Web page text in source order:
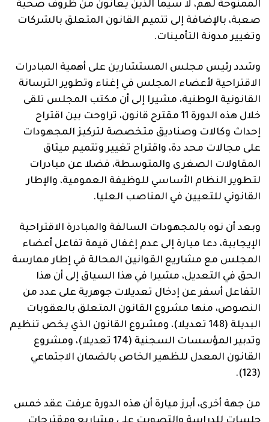
الممنوحة لهم، لا سيما الذين يعانون من ظروف صحية
صعبة، بالإضافة إلى تتميم القانون المتعلق بالشركات
وتغيير مدونة التأمينات.
وشدد رئيس مجلس المستشارين على أهمية المبادرات
الاقتراحية لأعضاء المجلس في إغناء وتطوير الترسانة
القانونية الوطنية، مشيرا إلى أن مكتب المجلس تلقى
خلال هذه الدورة 11 مقترح قانون، تراوحت بين اقتراح
إحداث وكالات وصناديق متخصصة لتركيز المجهودات
على مجالات محد دة، واقتراح تغيير وتتميم ميثاق
المقاولات الصغرى والمتوسطة، فضلا عن مبادرات
لتطوير النظام الأساسي للوظيفة العمومية، والإطار
القانوني للتعيين في المناصب العليا.
وبعد أن نوه بالمجهودات السالفة والمبادرة الاقتراحية
الإيجابية، دعا ميارة إلى عدم إغفال قيمة تفاعل أعضاء
المجلس مع مشاريع القوانين المحالة في إطار ممارسة
الحق في التعديل، مشيرا في هذا السياق إلى أن هذا
التفاعل أسفر عن إدخال تعديلات جوهرية على عدد من
النصوص، منها مشروع القانون المتعلق بالعقوبات
البديلة (148 تعديلا)، ومشروع القانون الذي يخص تنظيم
وتدبير المؤسسات السجنية (174 تعديلا)، ومشروع
القانون المعدل للظهير الخاص بالضمان الاجتماعي
(123).
من جهة أخرى، أبرز ميارة أن هذه الدورة عرفت عقد خمس